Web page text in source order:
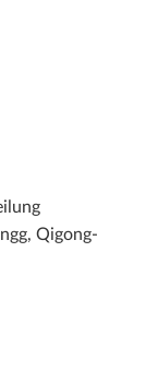
Qigong-